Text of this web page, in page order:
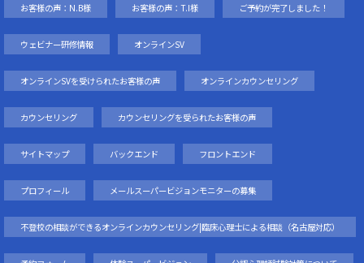
お客様の声：N.B様 お客様の声：T.I様 ご予約が完了しました！
ウェビナー研修情報 オンラインSV
オンラインSVを受けられたお客様の声 オンラインカウンセリング
カウンセリング カウンセリングを受られたお客様の声
サイトマップ バックエンド フロントエンド
プロフィール メールスーパービジョンモニターの募集
不登校の相談ができるオンラインカウンセリング|臨床心理士による相談（名古屋対応）